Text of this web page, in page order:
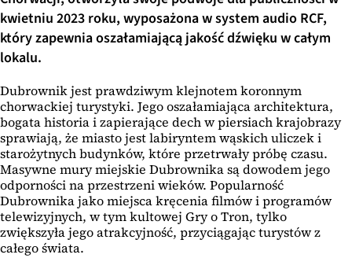
kwietniu 2023 roku, wyposażona w system audio RCF,
który zapewnia oszałamiającą jakość dźwięku w całym
lokalu.
Dubrownik jest prawdziwym klejnotem koronnym
chorwackiej turystyki. Jego oszałamiająca architektura,
bogata historia i zapierające dech w piersiach krajobrazy
sprawiają, że miasto jest labiryntem wąskich uliczek i
starożytnych budynków, które przetrwały próbę czasu.
Masywne mury miejskie Dubrownika są dowodem jego
odporności na przestrzeni wieków. Popularność
Dubrownika jako miejsca kręcenia filmów i programów
telewizyjnych, w tym kultowej Gry o Tron, tylko
zwiększyła jego atrakcyjność, przyciągając turystów z
całego świata.